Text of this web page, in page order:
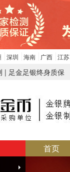
深圳 海南 广西 江苏
| 足金足银终身质保
首页